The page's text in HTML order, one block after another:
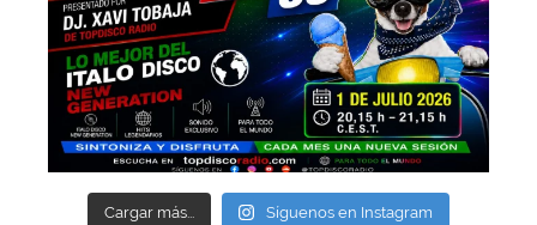
Cargar más... Síguenos en Instagram